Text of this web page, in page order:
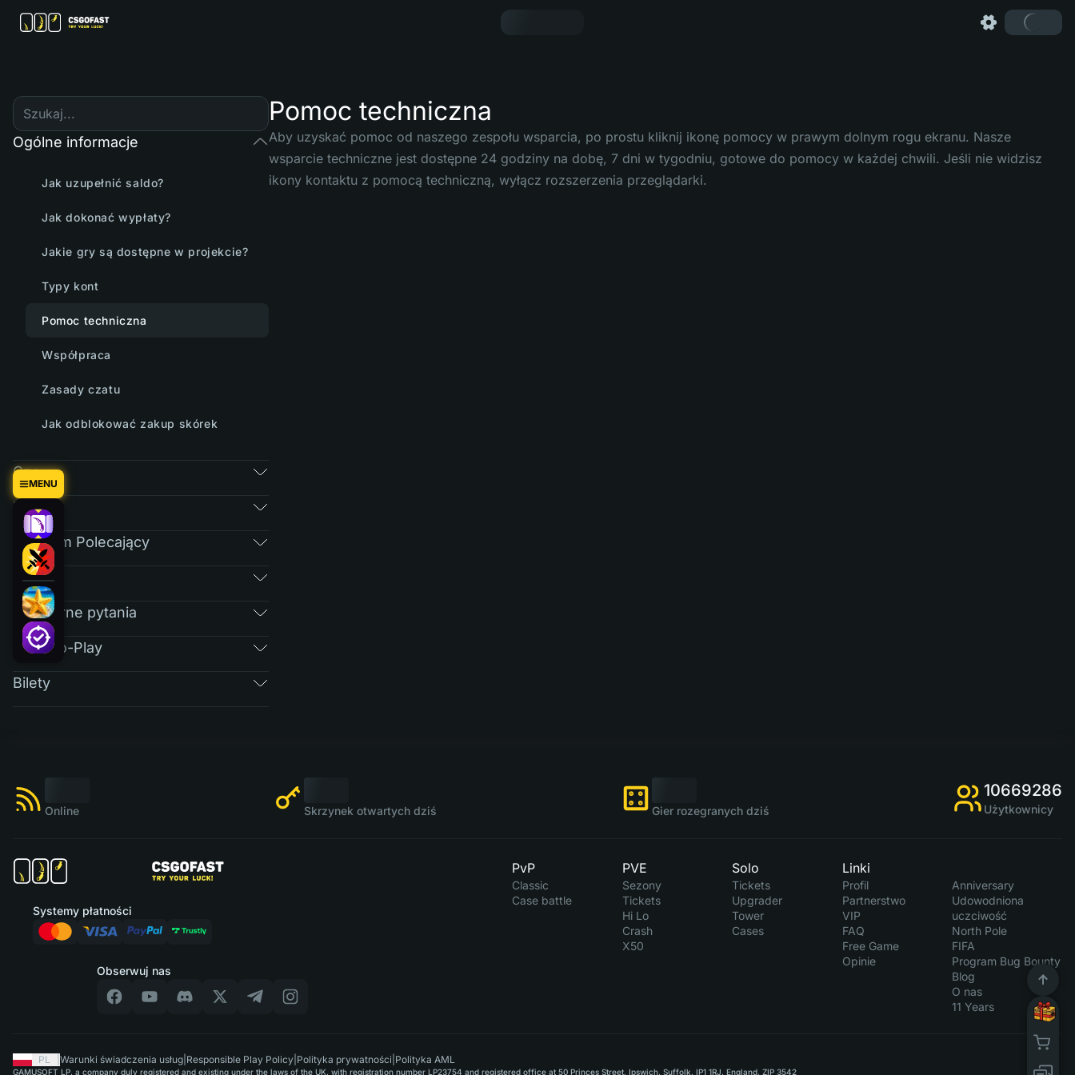
MENU
Ogólne informacje
Jak uzupełnić saldo?
Jak dokonać wypłaty?
Jakie gry są dostępne w projekcie?
Typy kont
Pomoc techniczna
Współpraca
Zasady czatu
Jak odblokować zakup skórek
Gry
Rynek
Program Polecający
RAIN
Regularne pytania
Free-To-Play
Bilety
Pomoc techniczna
Aby uzyskać pomoc od naszego zespołu wsparcia, po prostu kliknij ikonę pomocy w prawym dolnym rogu ekranu. Nasze
wsparcie techniczne jest dostępne 24 godziny na dobę, 7 dni w tygodniu, gotowe do pomocy w każdej chwili. Jeśli nie widzisz
ikony kontaktu z pomocą techniczną, wyłącz rozszerzenia przeglądarki.
Online Skrzynek otwartych dziś Gier rozegranych dziś
10669286
Użytkownicy
Obserwuj nas
Systemy płatności
PvP
Classic
Case battle
PVE
Sezony
Tickets
Hi Lo
Crash
X50
Solo
Tickets
Upgrader
Tower
Cases
Linki
Profil
Partnerstwo
VIP
FAQ
Free Game
Opinie
Anniversary
Udowodniona
uczciwość
North Pole
FIFA
Program Bug Bounty
Blog
O nas
11 Years
PL Warunki świadczenia usług Responsible Play Policy Polityka prywatności Polityka AML
GAMUSOFT LP, a company duly registered and existing under the laws of the UK, with registration number LP23754 and registered office at 50 Princes Street, Ipswich, Suffolk, IP1 1RJ, England, ZIP 3542